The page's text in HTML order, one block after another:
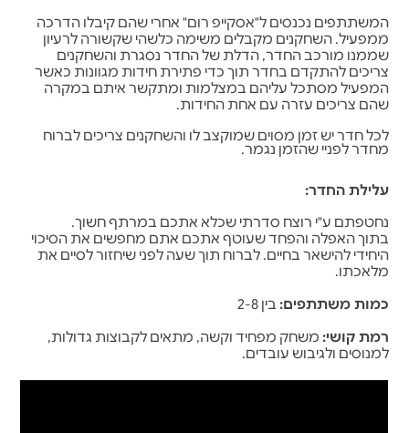
המשתתפים נכנסים ל"אסקייפ רום" אחרי שהם קיבלו הדרכה
ממפעיל. השחקנים מקבלים משימה כלשהי שקשורה לרעיון
שממנו מורכב החדר, הדלת של החדר נסגרת והשחקנים
צריכים להתקדם בחדר תוך כדי פתירת חידות מגוונות כאשר
המפעיל מסתכל עליהם במצלמות ומתקשר איתם במקרה
שהם צריכים עזרה עם אחת החידות.
לכל חדר יש זמן מסוים שמוקצב לו והשחקנים צריכים לברוח
מחדר לפניי שהזמן נגמר.
עלילת החדר:
נחטפתם ע"י רוצח סדרתי שכלא אתכם במרתף חשוך.
בתוך האפלה והפחד שעוטף אתכם אתם מחפשים את הסיכוי
היחידי להישאר בחיים. לברוח תוך שעה לפני שיחזור לסיים את
מלאכתו.
כמות משתתפים: בין 2-8
רמת קושי: משחק מפחיד וקשה, מתאים לקבוצות גדולות,
למנוסים ולגיבוש עובדים.